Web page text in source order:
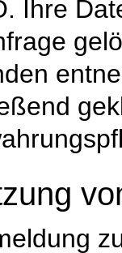
Ihre